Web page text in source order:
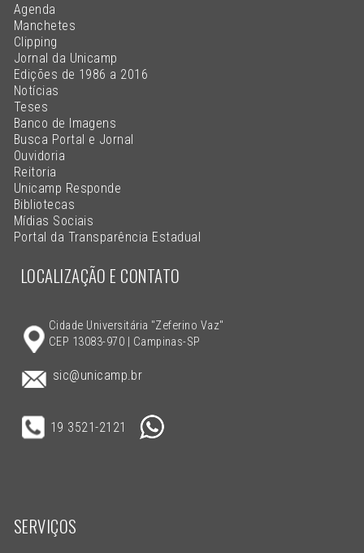
Agenda
Manchetes
Clipping
Jornal da Unicamp
Edições de 1986 a 2016
Notícias
Teses
Banco de Imagens
Busca Portal e Jornal
Ouvidoria
Reitoria
Unicamp Responde
Bibliotecas
Mídias Sociais
Portal da Transparência Estadual
LOCALIZAÇÃO E CONTATO
Cidade Universitária "Zeferino Vaz"
CEP 13083-970 | Campinas-SP
sic@unicamp.br
19 3521-2121
SERVIÇOS